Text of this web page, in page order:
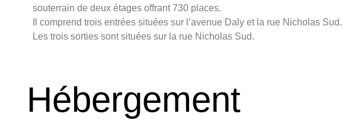
souterrain de deux étages offrant 730 places.
Il comprend trois entrées situées sur l’avenue Daly et la rue Nicholas Sud.
Les trois sorties sont situées sur la rue Nicholas Sud.
Hébergement